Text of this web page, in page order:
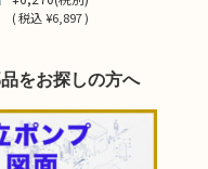
(税込¥6,897 )
をお探しの方へ